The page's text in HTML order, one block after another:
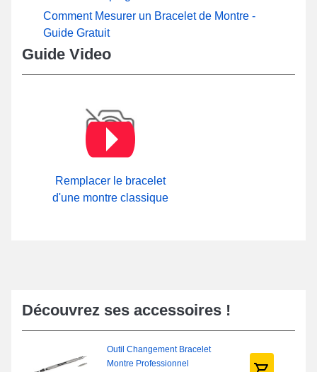
Comment Mesurer un Bracelet de Montre -
Guide Gratuit
Guide Video
Remplacer le bracelet
d'une montre classique
Découvrez ses accessoires !
Outil Changement Bracelet
Montre Professionnel